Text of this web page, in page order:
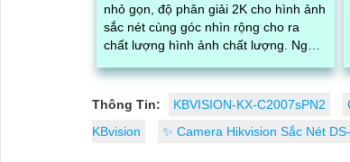
nhỏ gọn, độ phân giải 2K cho hình ảnh
sắc nét cùng góc nhìn rộng cho ra
chất lượng hình ảnh chất lượng. Ngoài
quay...
Thông Tin: KBVISION-KX-C2007sPN2
KBvision
✨ Camera Hikvision Sắc Nét